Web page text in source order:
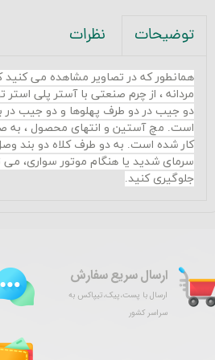
توضیحات نظرات
همانطور که در تصاویر مشاهده می کنید
مردانه ، از چرم صنعتی با آستر پلی
دو جیب در دو طرف پهلوها و دو جیب
است. مچ آستین و انتهای محصول ، به
کار شده است. به دو طرف کلاه دو بند
سرمای شدید یا هنگام موتور سواری، می
جلوگیری کنید.
ارسال سریع سفارش
ارسال با پست،پیک،تیپاکس به
سراسر کشور